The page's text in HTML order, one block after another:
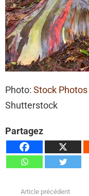
Photo: Stock Photos
Shutterstock
Partagez
Article précédent